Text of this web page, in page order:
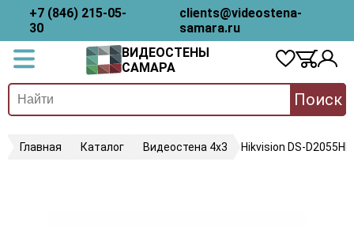
+7 (846) 215-05-
30
clients@videostena-
samara.ru
ВИДЕОСТЕНЫ
САМАРА
Поиск
Главная Каталог Видеостена 4х3 Hikvision DS-